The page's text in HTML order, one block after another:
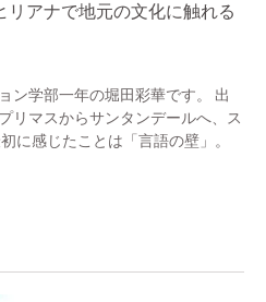
アナで地元の文化に触れる
ン学部一年の堀田彩華です。 出
リマスからサンタンデールへ、ス
に感じたことは「言語の壁」。